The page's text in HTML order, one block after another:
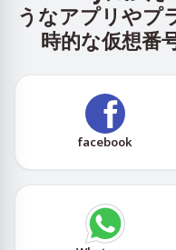
うなアプリやプ
時的な仮想番
facebook